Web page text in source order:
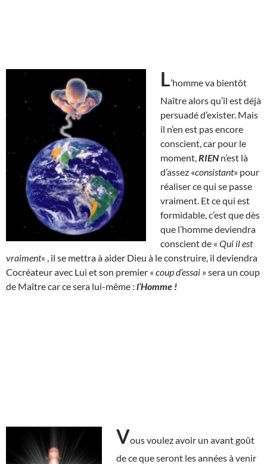
L’homme va bientôt
Naître alors qu’il est déjà
persuadé d’exister. Mais
il n’en est pas encore
conscient, car pour le
moment, RIEN n’est là
d’assez «consistant» pour
réaliser ce qui se passe
vraiment. Et ce qui est
formidable, c’est que dès
que l’homme deviendra
conscient de « Qui il est
vraiment« , il se mettra à aider Dieu à le construire, il deviendra
Cocréateur avec Lui et son premier « coup d’essai » sera un coup
de Maître car ce sera lui-même : l’Homme !
Vous voulez avoir un avant goût
de ce que seront les années à venir